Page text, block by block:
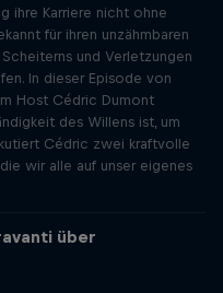
ihre Karriere nicht ohne
für ihren unzähmbaren
und Verletzungen
In dieser Episode von
Host Cédric Dumont
des Willens ist, um
Cédric zwei kraftvolle
wir alle auf unser eigenes
über